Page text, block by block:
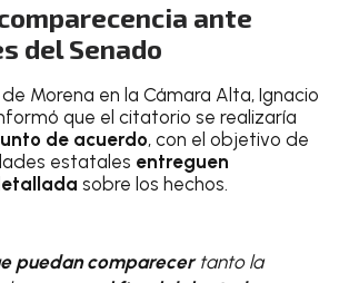
ante
del Senado
Morena en la Cámara Alta, Ignacio
que el citatorio se realizaría
de acuerdo, con el objetivo de
estatales entreguen
sobre los hechos.
puedan comparecertanto la